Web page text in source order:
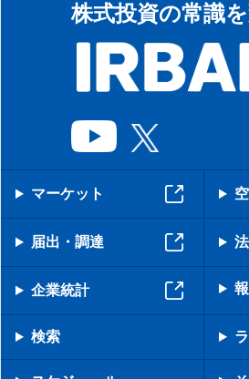
株式投資の常識を
マーケット
届出・調達
企業統計
検索